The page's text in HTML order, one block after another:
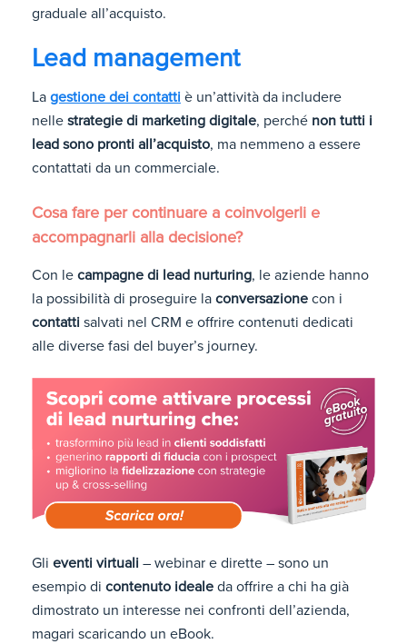
graduale all’acquisto.
Lead management
La gestione dei contatti è un’attività da includere
nelle strategie di marketing digitale, perché non tutti i
lead sono pronti all’acquisto, ma nemmeno a essere
contattati da un commerciale.
Cosa fare per continuare a coinvolgerli e
accompagnarli alla decisione?
Con le campagne di lead nurturing, le aziende hanno
la possibilità di proseguire la conversazione con i
contatti salvati nel CRM e offrire contenuti dedicati
alle diverse fasi del buyer’s journey.
Gli eventi virtuali – webinar e dirette – sono un
esempio di contenuto ideale da offrire a chi ha già
dimostrato un interesse nei confronti dell’azienda,
magari scaricando un eBook.